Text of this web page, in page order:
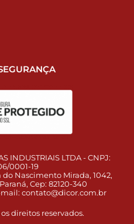
INDUSTRIAIS LTDA - CNPJ:
0001-19
Nascimento Mirada, 1042,
Cep: 82120-340
mail: contato@dicor.com.br
direitos reservados.